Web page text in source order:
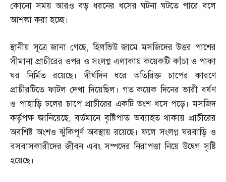
কোনো সময় আরও বড় ধরনের ধসের ঘটনা ঘটতে পারে বলে
আশঙ্কা করা হচ্ছে।
স্থানীয় সূত্রে জানা গেছে,হিলভিউ জামে মসজিদের উত্তর পাশের
সীমানা প্রাচীরের ওপর ও সংলগ্ন এলাকায় কয়েকটি কাঁচা ও পাকা
ঘর নির্মিত রয়েছে। দীর্ঘদিন ধরে অতিরিক্ত চাপের কারণে
প্রাচীরটিতে ফাটল দেখা দিয়েছিল। গত কয়েক দিনের ভারী বর্ষণ
ও পাহাড়ি ঢলের চাপে প্রাচীরের একটি অংশ ধসে পড়ে। মসজিদ
কর্তৃপক্ষ জানিয়েছে,বর্তমানে বৃষ্টিপাত অব্যাহত থাকায় প্রাচীরের
অবশিষ্ট অংশও ঝুঁকিপূর্ণ অবস্থায় রয়েছে। ফলে সংলগ্ন ঘরবাড়ি ও
বসবাসকারীদের জীবন এবং সম্পদের নিরাপত্তা নিয়ে উদ্বেগ সৃষ্টি
হয়েছে।